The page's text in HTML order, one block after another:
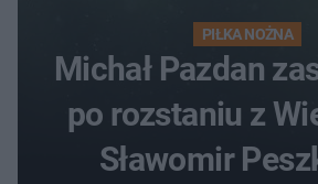
PIŁKA NOŻNA
Michał Pazdan
po rozstaniu z
Sławomir